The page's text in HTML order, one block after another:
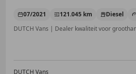
07/2021 121.045 km Diesel
DUTCH Vans | Dealer kwaliteit voor
DUTCH Vans